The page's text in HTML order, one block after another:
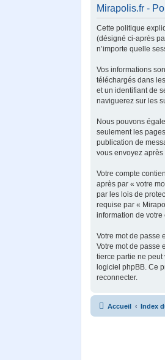
Mirapolis.fr -
Cette politique
(désigné ci-après
n’importe quelle
Vos informations
téléchargés dans
et un identifiant de
naviguerez sur les
Nous pouvons
seulement les
publication de
vous envoyez après
Votre compte
après par « votre
par les lois de
requise par «
information de
Votre mot de passe
Votre mot de passe
tierce partie ne peut
logiciel phpBB. Ce
reconnecter.
Accueil Index